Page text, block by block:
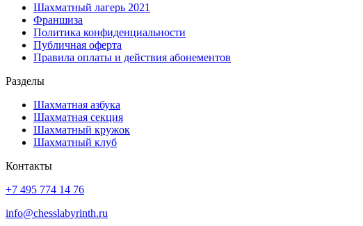
Шахматный лагерь 2021
Франшиза
Политика конфиденциальности
Публичная оферта
Правила оплаты и действия абонементов
Разделы
Шахматная азбука
Шахматная секция
Шахматный кружок
Шахматный клуб
Контакты
+7 495 774 14 76
info@chesslabyrinth.ru